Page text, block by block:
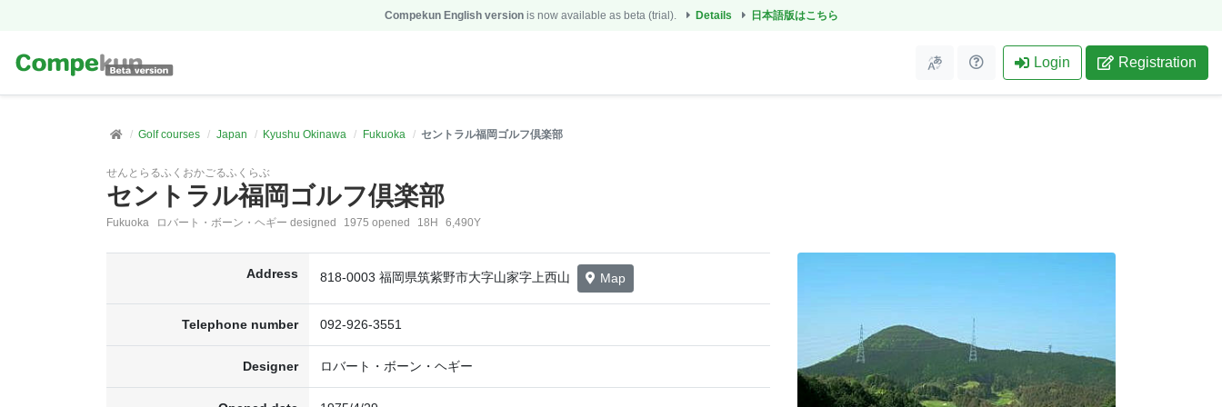
Compekun English versionis now available as beta (trial). Details 日本語版はこちら
Login Registration
Golf courses Japan Kyushu Okinawa Fukuoka セントラル福岡ゴルフ倶楽部
せんとらるふくおかごるふくらぶ
セントラル福岡ゴルフ倶楽部
Fukuoka ロバート・ボーン・ヘギー designed 1975 opened 18H 6,490Y
Address 818-0003 福岡県筑紫野市大字山家字上西山 Map
Telephone number 092-926-3551
Designer ロバート・ボーン・ヘギー